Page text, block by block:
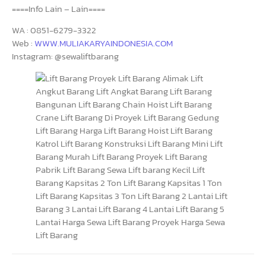
====Info Lain – Lain====
WA : 0851-6279-3322
Web : WWW.MULIAKARYAINDONESIA.COM
Instagram: @sewaliftbarang